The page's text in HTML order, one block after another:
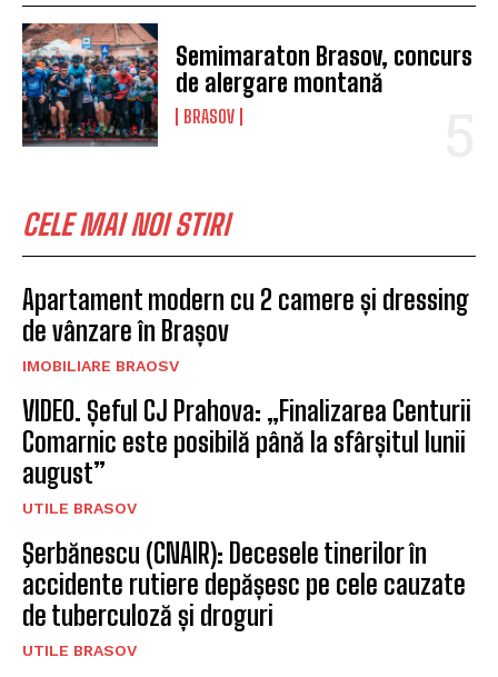
Semimaraton Brasov, concurs
de alergare montană
BRASOV
CELE MAI NOI STIRI
Apartament modern cu 2 camere și dressing
de vânzare în Brașov
IMOBILIARE BRAOSV
VIDEO. Șeful CJ Prahova: „Finalizarea Centurii
Comarnic este posibilă până la sfârșitul lunii
august”
UTILE BRASOV
Şerbănescu (CNAIR): Decesele tinerilor în
accidente rutiere depășesc pe cele cauzate
de tuberculoză și droguri
UTILE BRASOV